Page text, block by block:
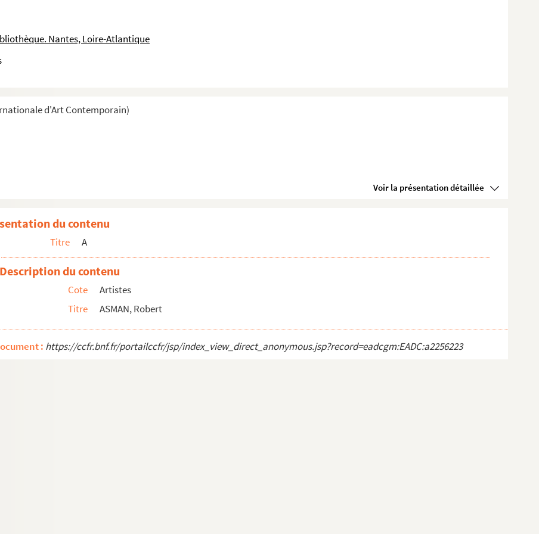
Nantes, Loire-Atlantique
d'Art Contemporain)
Voir la présentation détaillée
du contenu
Titre A
Description du contenu
Cote
Artistes
Titre
ASMAN, Robert
: https://ccfr.bnf.fr/portailccfr/jsp/index_view_direct_anonymous.jsp?record=eadcgm:EADC:a2256223